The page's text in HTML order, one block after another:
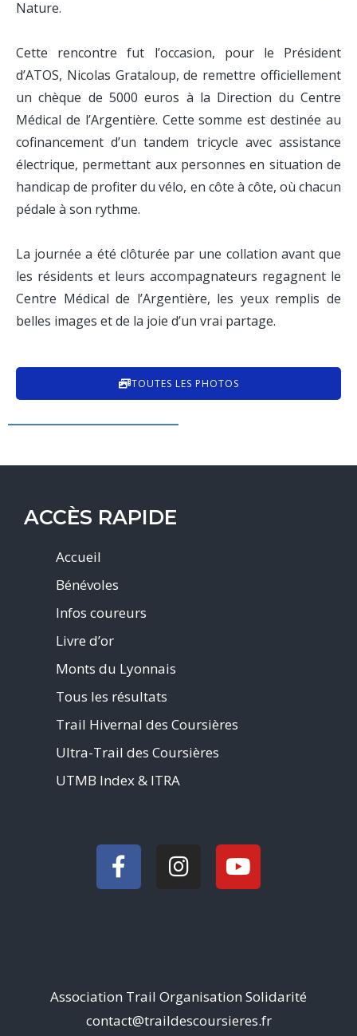
Nature.
Cette rencontre fut l’occasion, pour le Président
d’ATOS, Nicolas Grataloup, de remettre officiellement
un chèque de 5000 euros à la Direction du Centre
Médical de l’Argentière. Cette somme est destinée au
cofinancement d’un tandem tricycle avec assistance
électrique, permettant aux personnes en situation de
handicap de profiter du vélo, en côte à côte, où chacun
pédale à son rythme.
La journée a été clôturée par une collation avant que
les résidents et leurs accompagnateurs regagnent le
Centre Médical de l’Argentière, les yeux remplis de
belles images et de la joie d’un vrai partage.
TOUTES LES PHOTOS
ACCÈS RAPIDE
Accueil
Bénévoles
Infos coureurs
Livre d’or
Monts du Lyonnais
Tous les résultats
Trail Hivernal des Coursières
Ultra-Trail des Coursières
UTMB Index & ITRA
Association Trail Organisation Solidarité
contact@traildescoursieres.fr